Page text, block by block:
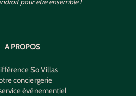
A PROPOS
So Villas
conciergerie
évènementiel